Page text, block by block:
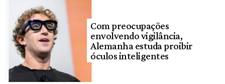
Com preocupações
envolvendo vigilância,
Alemanha estuda proibir
óculos inteligentes